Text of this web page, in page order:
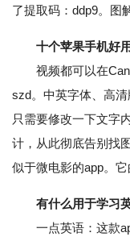
了提取码：ddp9。图
十个苹果手机好
视频都可以在
szd。中英字体、高
只需要修改一下文字
计，从此彻底告别找
似于微电影的app。它
有什么用于学习
一点英语：这款